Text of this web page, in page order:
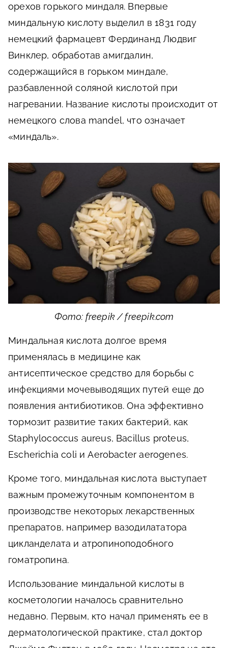
орехов горького миндаля. Впервые
миндальную кислоту выделил в 1831 году
немецкий фармацевт Фердинанд Людвиг
Винклер, обработав амигдалин,
содержащийся в горьком миндале,
разбавленной соляной кислотой при
нагревании. Название кислоты происходит от
немецкого слова mandel, что означает
«миндаль».
Фото: freepik / freepik.com
Миндальная кислота долгое время
применялась в медицине как
антисептическое средство для борьбы с
инфекциями мочевыводящих путей еще до
появления антибиотиков. Она эффективно
тормозит развитие таких бактерий, как
Staphylococcus aureus, Bacillus proteus,
Escherichia coli и Aerobacter aerogenes.
Кроме того, миндальная кислота выступает
важным промежуточным компонентом в
производстве некоторых лекарственных
препаратов, например вазодилататора
цикланделата и атропиноподобного
гоматропина.
Использование миндальной кислоты в
косметологии началось сравнительно
недавно. Первым, кто начал применять ее в
дерматологической практике, стал доктор